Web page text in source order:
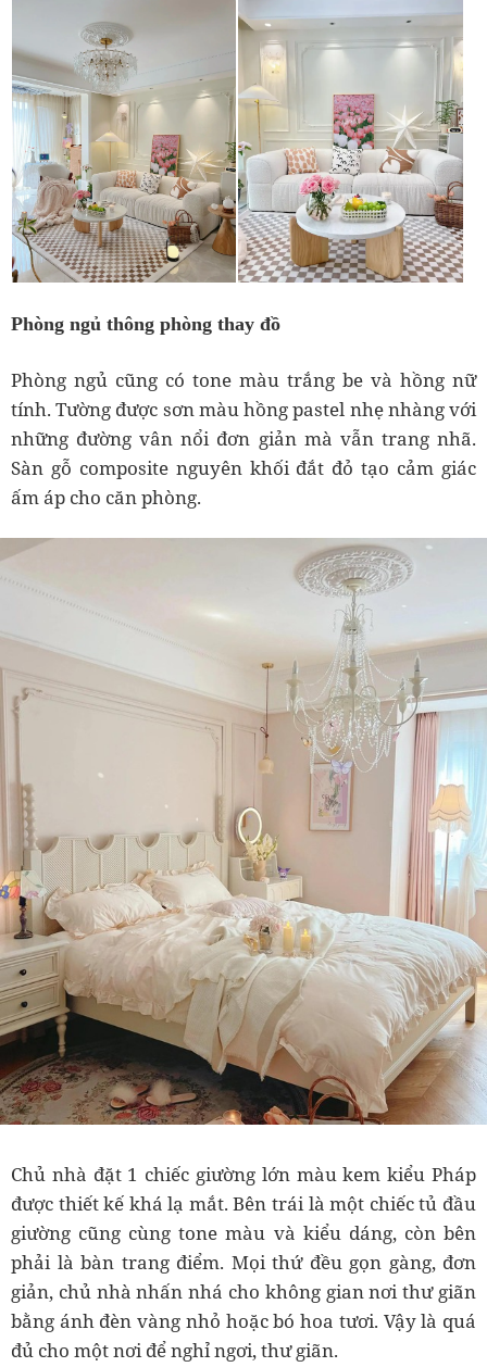
Phòng ngủ thông phòng thay đồ
Phòng ngủ cũng có tone màu trắng be và hồng nữ
tính. Tường được sơn màu hồng pastel nhẹ nhàng với
những đường vân nổi đơn giản mà vẫn trang nhã.
Sàn gỗ composite nguyên khối đắt đỏ tạo cảm giác
ấm áp cho căn phòng.
Chủ nhà đặt 1 chiếc giường lớn màu kem kiểu Pháp
được thiết kế khá lạ mắt. Bên trái là một chiếc tủ đầu
giường cũng cùng tone màu và kiểu dáng, còn bên
phải là bàn trang điểm. Mọi thứ đều gọn gàng, đơn
giản, chủ nhà nhấn nhá cho không gian nơi thư giãn
bằng ánh đèn vàng nhỏ hoặc bó hoa tươi. Vậy là quá
đủ cho một nơi để nghỉ ngơi, thư giãn.